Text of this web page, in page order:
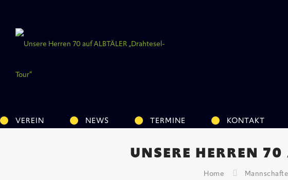
VEREIN NEWS TERMINE KONTAKT
UNSERE HERREN
Home